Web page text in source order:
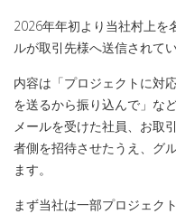
2026年年初より当社村上を
ルが取引先様へ送信されて
内容は「プロジェクトに対
を送るから振り込んで」な
メールを受けた社員、お取
者側を招待させたうえ、グ
ます。
まず当社は一部プロジェク